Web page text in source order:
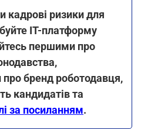
кадрові ризики для
ІТ-платформу
першими про
про бренд роботодавця,
кандидатів та
за посиланням.